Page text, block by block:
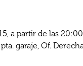
a partir de las
garaje, Of.